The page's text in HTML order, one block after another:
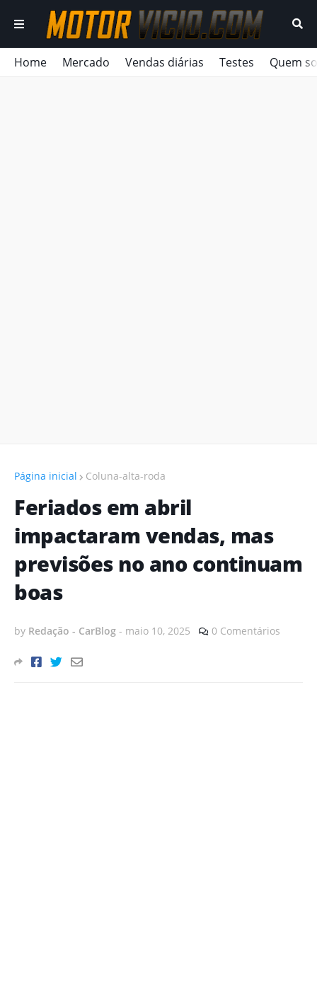
Home Mercado Vendas diárias Testes Quem
Página inicial Coluna-alta-roda
Feriados em abril
impactaram vendas, mas
previsões no ano continuam
boas
by Redação - CarBlog - maio 10, 2025 0 Comentários